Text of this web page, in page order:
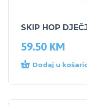
SKIP HOP
59.50 KM
Dodaj u